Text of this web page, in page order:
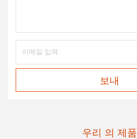
보내
우리 의 제품